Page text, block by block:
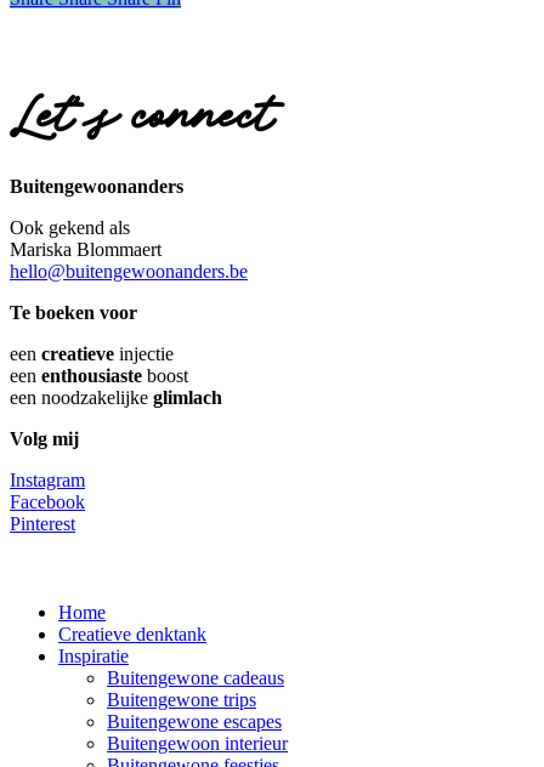
Let’s connect
Buitengewoonanders
Ook gekend als
Mariska Blommaert
hello@buitengewoonanders.be
Te boeken voor
een creatieve injectie
een enthousiaste boost
een noodzakelijke glimlach
Volg mij
Instagram
Facebook
Pinterest
Close
Menu
Home
Creatieve denktank
Inspiratie
Buitengewone cadeaus
Buitengewone trips
Buitengewone escapes
Buitengewoon interieur